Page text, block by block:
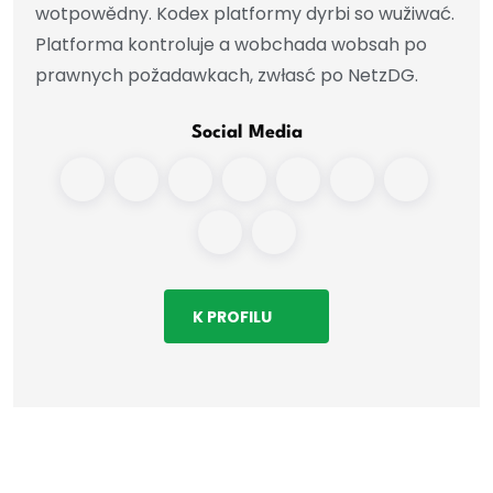
wotpowědny. Kodex platformy dyrbi so wužiwać.
Platforma kontroluje a wobchada wobsah po
prawnych požadawkach, zwłasć po NetzDG.
Social Media
K PROFILU